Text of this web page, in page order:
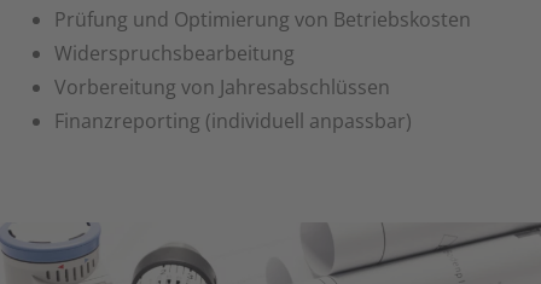
Prüfung und Optimierung von Betriebskosten
Widerspruchsbearbeitung
Vorbereitung von Jahresabschlüssen
Finanzreporting (individuell anpassbar)